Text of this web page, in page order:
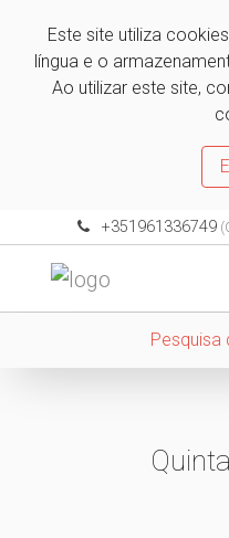
Este site utiliza
língua e o
Ao utilizar este site,
+351961336749
Pesquisa